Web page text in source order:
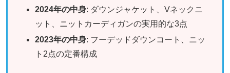
2024年の中身: ダウンジャケット、Vネックニ
ット、ニットカーディガンの実用的な3点
2023年の中身: フーデッドダウンコート、ニッ
ト2点の定番構成